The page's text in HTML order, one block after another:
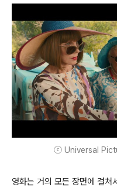
ⓒ Universal
영화는 거의 모든 장면에 걸쳐